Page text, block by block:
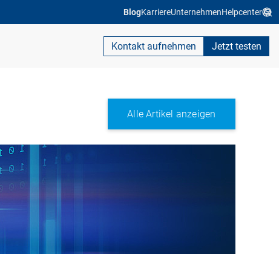
BlogKarriereUnternehmenHelpcenter
Kontakt aufnehmen Jetzt testen
Alle Artikel anzeigen